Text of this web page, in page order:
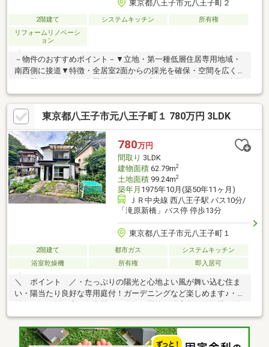
東京都八王子市元八王子町２
2階建て システムキッチン
所有権
リフォームリノベーシ
ョン
－物件のおすすめポイント－▼立地・第一種低層住居専用地域・
南西側に接道▼特徴・全居室2面からの採光を確保・空間を広く使
可・南西・南東の2面バルコニー・駐車スペース有(車種によ
る)▼2024年3月室内リフォーム履歴【交換】トイレ、洗面化粧台
【その他】クロス一部張替、フローリング一部施工▼周辺環境・
八王子市立城山小学校 徒歩5分(約380m)・裏宿さくら公園 徒歩7
分(約540m)■ ご希望の住まい探しをお手伝いします
━━━━━・・・物件の詳細・ご相談はお気軽にお問い合わせく
ださい。
東京都八王子市元八王子町１ 780万円 3LDK
780万円
間取り 3LDK
建物面積62.79m2
土地面積99.24m2
築年月 1975年10月(築50年11ヶ月)
ＪＲ中央線 西八王子駅 バス10分/
「滝原新橋」バス停 停歩13分
東京都八王子市元八王子町１
2階建て 都市ガス
システムキッチン
浴室乾燥機
所有権 即入居可
＼ ポイント ／・たっぷりの陽光と心地よい風が舞い込む住ま
い・陽当たり良好な専用庭付！ガーデニングなど楽しめます♪・収
いたバスルーム♪・収納力と機能性に優れたお手入れラクラク洗面
化粧台・2面バルコニーにつき、お部屋全体に心地の良い風が行き
渡ります！◆リフォーム内容◆・1階和室⇒洋室・一部クッショ